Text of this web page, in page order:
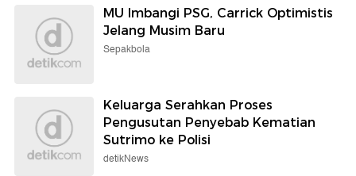
MU Imbangi PSG, Carrick Optimistis
Jelang Musim Baru
Sepakbola
Keluarga Serahkan Proses
Pengusutan Penyebab Kematian
Sutrimo ke Polisi
detikNews